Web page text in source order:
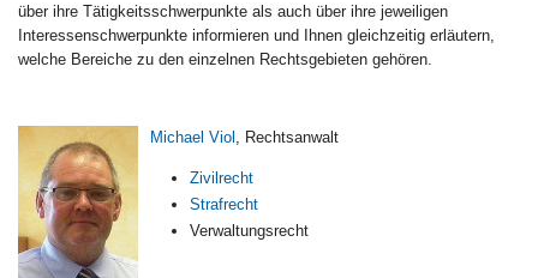
über ihre Tätigkeitsschwerpunkte als auch über ihre jeweiligen
Interessenschwerpunkte informieren und Ihnen gleichzeitig erläutern,
welche Bereiche zu den einzelnen Rechtsgebieten gehören.
Michael Viol , Rechtsanwalt
Zivilrecht
Strafrecht
Verwaltungsrecht